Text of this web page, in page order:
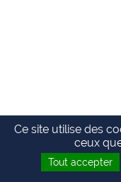
Ce site utilise des
ceux
Tout accepter